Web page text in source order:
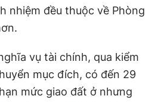
nhiệm đều thuộc về Phòng
vụ tài chính, qua kiểm
mục đích, có đến 29
mức giao đất ở nhưng